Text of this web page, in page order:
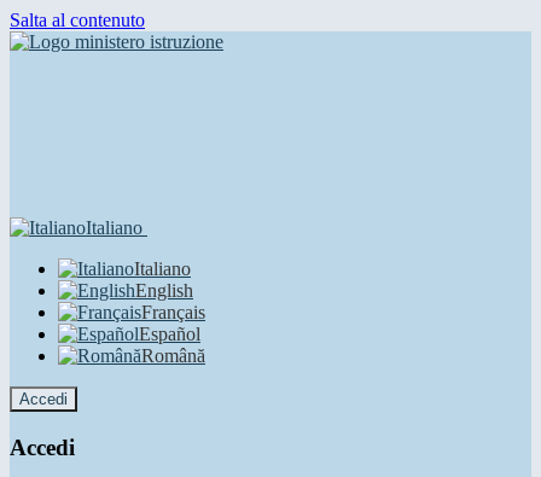
Salta al contenuto
Italiano
Italiano
English
Français
Español
Română
Accedi
Accedi